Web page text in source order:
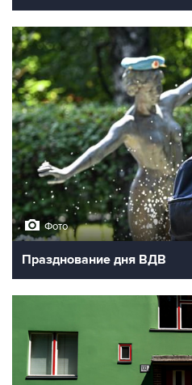
Фото
Празднование дня ВДВ